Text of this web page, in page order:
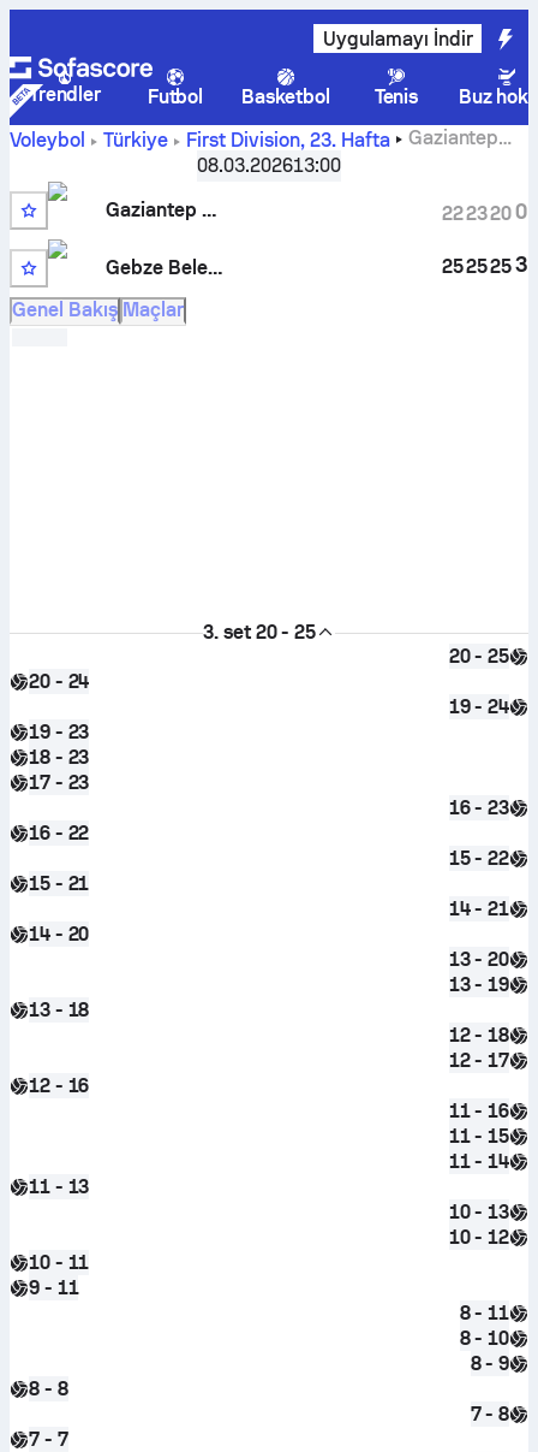
Uygulamayı İndir
Trendler Futbol Basketbol Tenis
Buz
Voleybol
Türkiye First Division, 23. Hafta
Gaziantep
Genclik Spor - Gebze Belediyespor puanlar, program,
istatistikler, baş başa tahmin
08.03.202613:00
Gaziantep Gençlik
Gebze Belediyespor
22
25
23
25
20
25
0
3
Genel Bakış Maçlar
3. set 20 - 25
20 - 25
20 - 24
19 - 24
19 - 23
18 - 23
17 - 23
16 - 23
16 - 22
15 - 22
15 - 21
14 - 21
14 - 20
13 - 20
13 - 19
13 - 18
12 - 18
12 - 17
12 - 16
11 - 16
11 - 15
11 - 14
11 - 13
10 - 13
10 - 12
10 - 11
9 - 11
8 - 11
8 - 10
8 - 9
8 - 8
7 - 8
7 - 7